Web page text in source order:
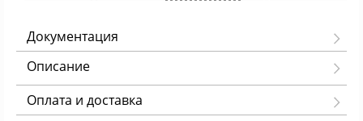
Документация
Описание
Оплата и доставка